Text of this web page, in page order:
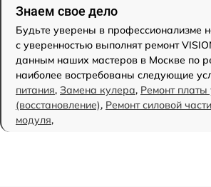
Знаем свое дело
Будьте уверены в профессионализме
с уверенностью выполнят ремонт
данным наших мастеров в Москве по
наиболее востребованы следующие
питания, Замена кулера, Ремонт платы
(восстановление), Ремонт силовой части
модуля,